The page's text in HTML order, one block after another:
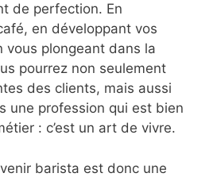
de perfection. En
en développant vos
vous plongeant dans la
pourrez non seulement
des clients, mais aussi
une profession qui est bien
: c’est un art de vivre.
barista est donc une